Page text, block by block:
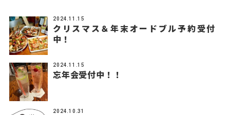
2024.11.15
クリスマス＆年末オードブル予約受付
中！
2024.11.15
忘年会受付中！！
2024.10.31